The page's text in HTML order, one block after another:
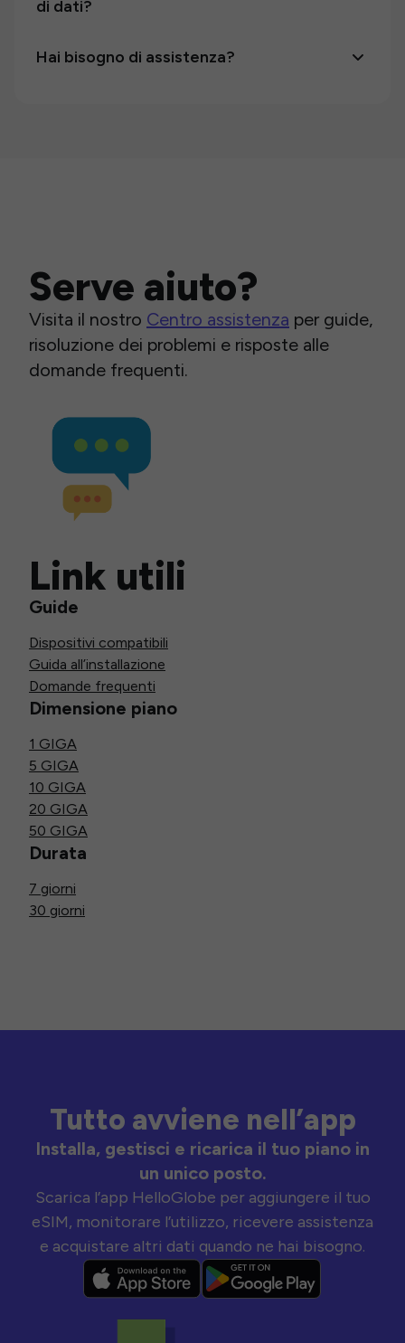
di dati?
Hai bisogno di assistenza?
Serve aiuto?
Visita il nostro Centro assistenza per guide,
risoluzione dei problemi e risposte alle
domande frequenti.
Link utili
Guide
Dispositivi compatibili
Guida all’installazione
Domande frequenti
Dimensione piano
1 GIGA
5 GIGA
10 GIGA
20 GIGA
50 GIGA
Durata
7 giorni
30 giorni
Tutto avviene nell’app
Installa, gestisci e ricarica il tuo piano in
un unico posto.
Scarica l’app HelloGlobe per aggiungere il tuo
eSIM, monitorare l’utilizzo, ricevere assistenza
e acquistare altri dati quando ne hai bisogno.